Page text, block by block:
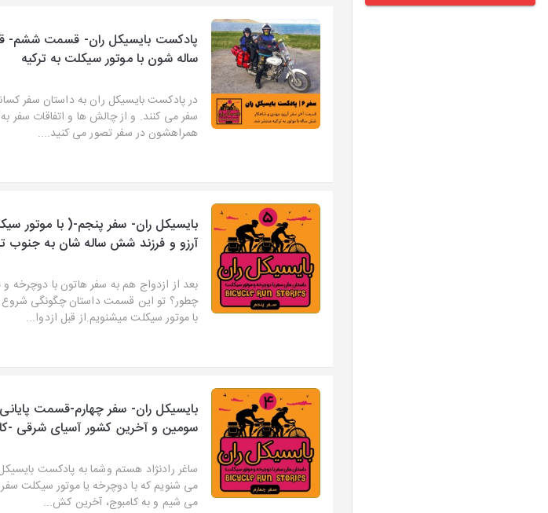
پادکست بایسیکل ران- قسمت
ساله شون با موتور سیکلت به ترکیه
در پادکست بایسیکل ران به داستان سفر
سفر می کنند. و از چالش ها و اتفاقات
همراهشون در سفر تصور می کنید....
بایسیکل ران- سفر پنجم-( با موتور
آرزو و فرزند شش ساله شان به جنوب
بعد از ازدواج هم به سفر هاتون با دوچرخه
چطور؟ تو این قسمت داستان چگونگی
با موتور سیکلت میشنویم.از قبل ازدوا...
بایسیکل ران- سفر چهارم-قسمت
سومین و آخرین کشور آسیای شرقی -
ساغر رادنژاد هستم وشما به پادکست
می شنویم که با دوچرخه یا موتور سیکلت سفر
می شیم و به کامبوج، آخرین کش...